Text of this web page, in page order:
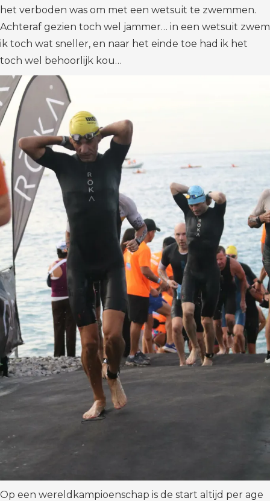
het verboden was om met een wetsuit te zwemmen.
Achteraf gezien toch wel jammer… in een wetsuit zwem
ik toch wat sneller, en naar het einde toe had ik het
toch wel behoorlijk kou…
Op een wereldkampioenschap is de start altijd per age